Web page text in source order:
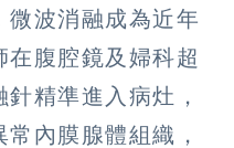
微波消融成為近年
在腹腔鏡及婦科超
精準進入病灶，
內膜腺體組織，